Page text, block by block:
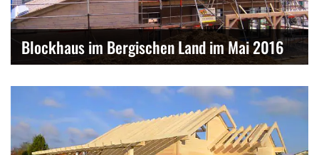
Blockhaus im Bergischen Land im Mai 2016